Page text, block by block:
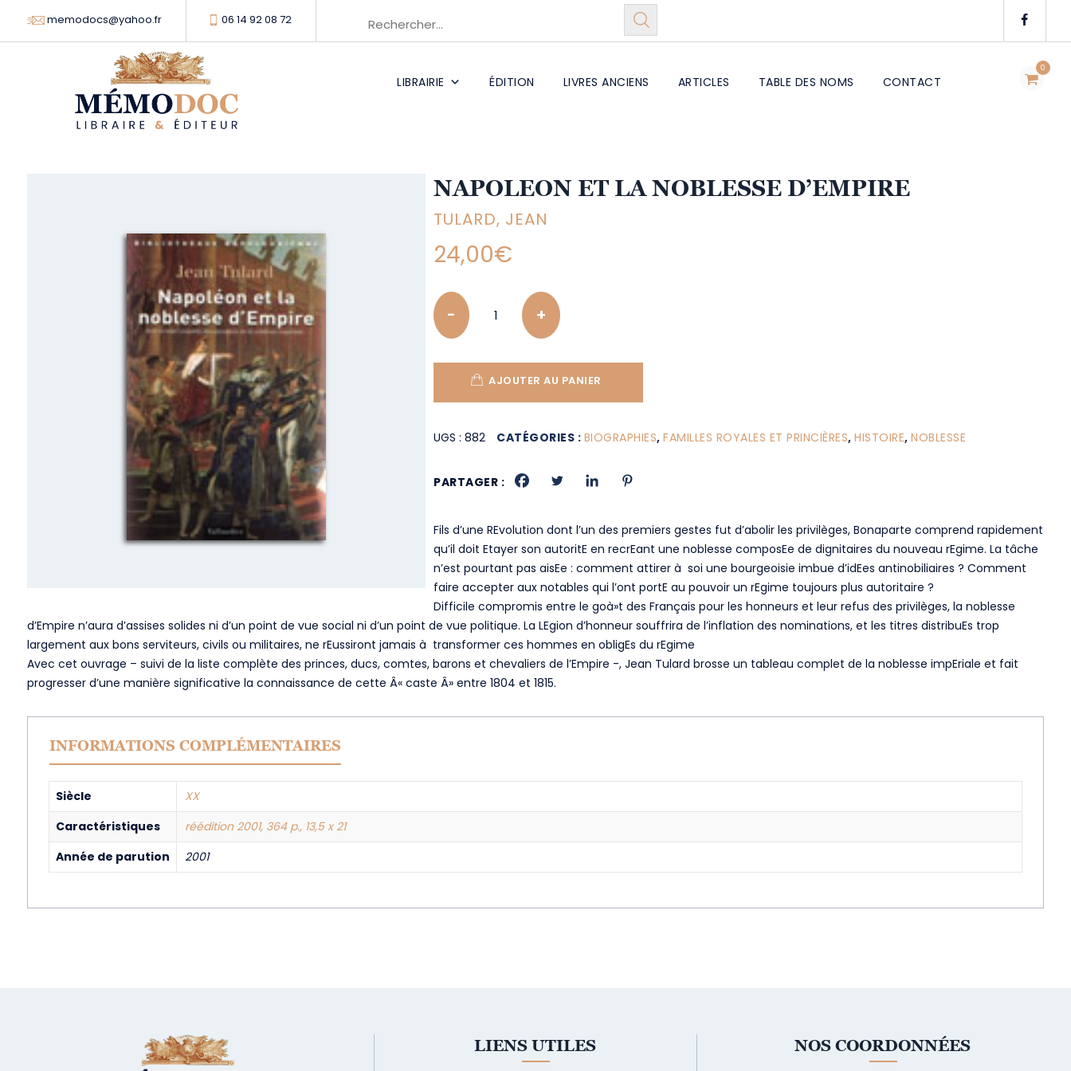
memodocs@yahoo.fr 06 14 92 08 72
0
LIBRAIRIE ÉDITION LIVRES ANCIENS ARTICLES TABLE DES NOMS CONTACT
NAPOLEON ET LA NOBLESSE D’EMPIRE
TULARD, JEAN
24,00€
Quantity
AJOUTER AU PANIER
UGS :882 CATÉGORIES : BIOGRAPHIES,FAMILLES ROYALES ET PRINCIÈRES,HISTOIRE,NOBLESSE
PARTAGER :
Fils d’une REvolution dont l’un des premiers gestes fut d’abolir les privilèges, Bonaparte comprend rapidement
qu’il doit Etayer son autoritE en recrEant une noblesse composEe de dignitaires du nouveau rEgime. La tâche
n’est pourtant pas aisEe : comment attirer à soi une bourgeoisie imbue d’idEes antinobiliaires ? Comment
faire accepter aux notables qui l’ont portE au pouvoir un rEgime toujours plus autoritaire ?
Difficile compromis entre le goà»t des Français pour les honneurs et leur refus des privilèges, la noblesse
d’Empire n’aura d’assises solides ni d’un point de vue social ni d’un point de vue politique. La LEgion d’honneur souffrira de l’inflation des nominations, et les titres distribuEs trop
largement aux bons serviteurs, civils ou militaires, ne rEussiront jamais à transformer ces hommes en obligEs du rEgime
Avec cet ouvrage – suivi de la liste complète des princes, ducs, comtes, barons et chevaliers de l’Empire -, Jean Tulard brosse un tableau complet de la noblesse impEriale et fait
progresser d’une manière significative la connaissance de cette Â« caste Â» entre 1804 et 1815.
INFORMATIONS COMPLÉMENTAIRES
Siècle
XX
Caractéristiques
réédition 2001, 364 p., 13,5 x 21
Année de parution
2001
LIENS UTILES NOS COORDONNÉES